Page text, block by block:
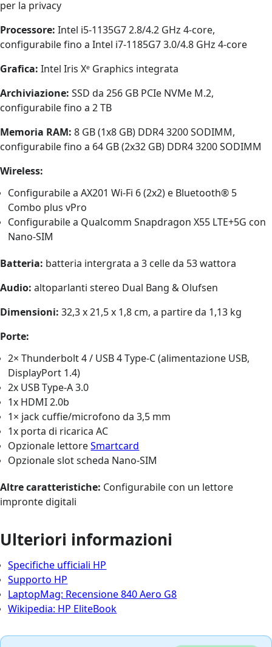
per la privacy
Processore: Intel i5-1135G7 2.8/4.2 GHz 4-core,
configurabile fino a Intel i7-1185G7 3.0/4.8 GHz 4-core
Grafica: Intel Iris Xᵉ Graphics integrata
Archiviazione: SSD da 256 GB PCIe NVMe M.2,
configurabile fino a 2 TB
Memoria RAM: 8 GB (1x8 GB) DDR4 3200 SODIMM,
configurabile fino a 64 GB (2x32 GB) DDR4 3200 SODIMM
Wireless:
Configurabile a AX201 Wi-Fi 6 (2x2) e Bluetooth® 5
Combo plus vPro
Configurabile a Qualcomm Snapdragon X55 LTE+5G con
Nano-SIM
Batteria: batteria intergrata a 3 celle da 53 wattora
Audio: altoparlanti stereo Dual Bang & Olufsen
Dimensioni: 32,3 x 21,5 x 1,8 cm, a partire da 1,13 kg
Porte:
2× Thunderbolt 4 / USB 4 Type-C (alimentazione USB,
DisplayPort 1.4)
2x USB Type-A 3.0
1x HDMI 2.0b
1× jack cuffie/microfono da 3,5 mm
1x porta di ricarica AC
Opzionale lettoreSmartcard
Opzionale slot scheda Nano-SIM
Altre caratteristiche: Configurabile con un lettore
impronte digitali
Ulteriori informazioni
Specifiche ufficiali HP
Supporto HP
LaptopMag: Recensione 840 Aero G8
Wikipedia: HP EliteBook